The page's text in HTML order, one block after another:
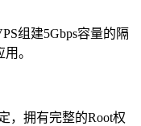
组建5Gbps容量的隔
。
，拥有完整的Root权